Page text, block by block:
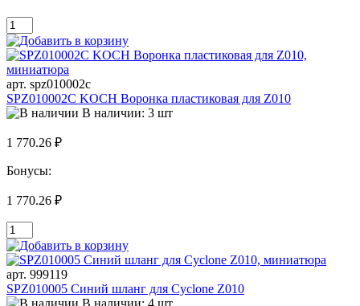
арт. spz010002c
SPZ010002C KOCH Воронка пластиковая для Z010
В наличии: 3 шт
1 770.26 ₽
Бонусы:
1 770.26 ₽
арт. 999119
SPZ010005 Синий шланг для Cyclone Z010
В наличии: 4 шт